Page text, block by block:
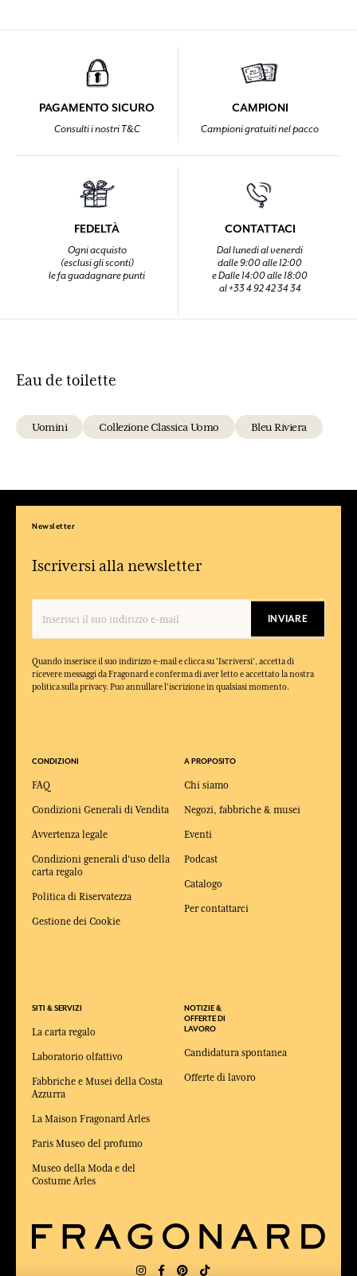
PAGAMENTO SICURO
Consulti i nostri T&C
CAMPIONI
Campioni gratuiti nel pacco
FEDELTÀ
Ogni acquisto
(esclusi gli sconti)
le fa guadagnare punti
CONTATTACI
Dal lunedi al venerdi
dalle 9:00 alle 12:00
e Dalle 14:00 alle 18:00
al +33 4 92 42 34 34
Eau de toilette
Uomini Collezione Classica Uomo Bleu Riviera
Newsletter
Iscriversi alla newsletter
INVIARE
Quando inserisce il suo indirizzo e-mail e clicca su 'Iscriversi', accetta di
ricevere messaggi da Fragonard e conferma di aver letto e accettato la nostra
politica sulla privacy. Puo annullare l'iscrizione in qualsiasi momento.
CONDIZIONI
FAQ
Condizioni Generali di Vendita
Avvertenza legale
Condizioni generali d'uso della
carta regalo
Politica di Riservatezza
Gestione dei Cookie
SITI & SERVIZI
La carta regalo
Laboratorio olfattivo
Fabbriche e Musei della Costa
Azzurra
La Maison Fragonard Arles
Paris Museo del profumo
Museo della Moda e del
Costume Arles
A PROPOSITO
Chi siamo
Negozi, fabbriche & musei
Eventi
Podcast
Catalogo
Per contattarci
NOTIZIE &
OFFERTE DI
LAVORO
Candidatura spontanea
Offerte di lavoro